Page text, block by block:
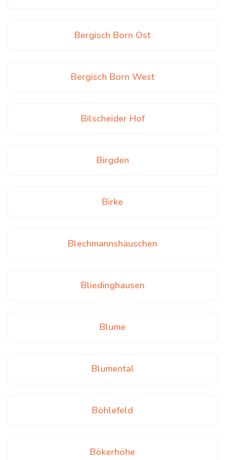
Bergisch Born Ost
Bergisch Born West
Bilscheider Hof
Birgden
Birke
Blechmannshäuschen
Bliedinghausen
Blume
Blumental
Böhlefeld
Bökerhöhe